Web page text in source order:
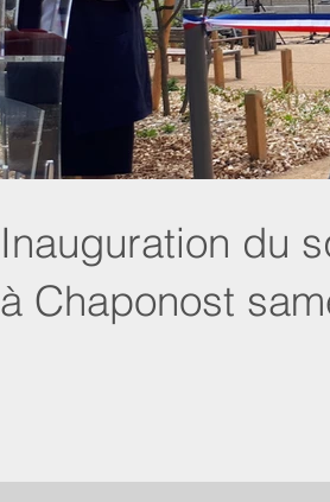
Inauguration du
à Chaponost